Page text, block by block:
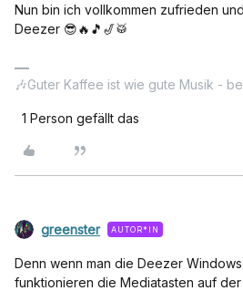
Nun bin ich vollkommen zufrieden
Deezer 😎🔥🎵🎷🥁
🎶Guter Kaffee ist wie gute Musik -
1 Person gefällt das
greenster AUTOR*IN
Denn wenn man die Deezer
funktionieren die Mediatasten auf der